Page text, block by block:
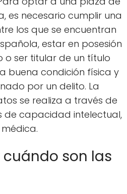
es necesario cumplir una
los que se encuentran
estar en posesión
ser titular de un título
buena condición física y
por un delito. La
se realiza a través de
de capacidad intelectual,
son las